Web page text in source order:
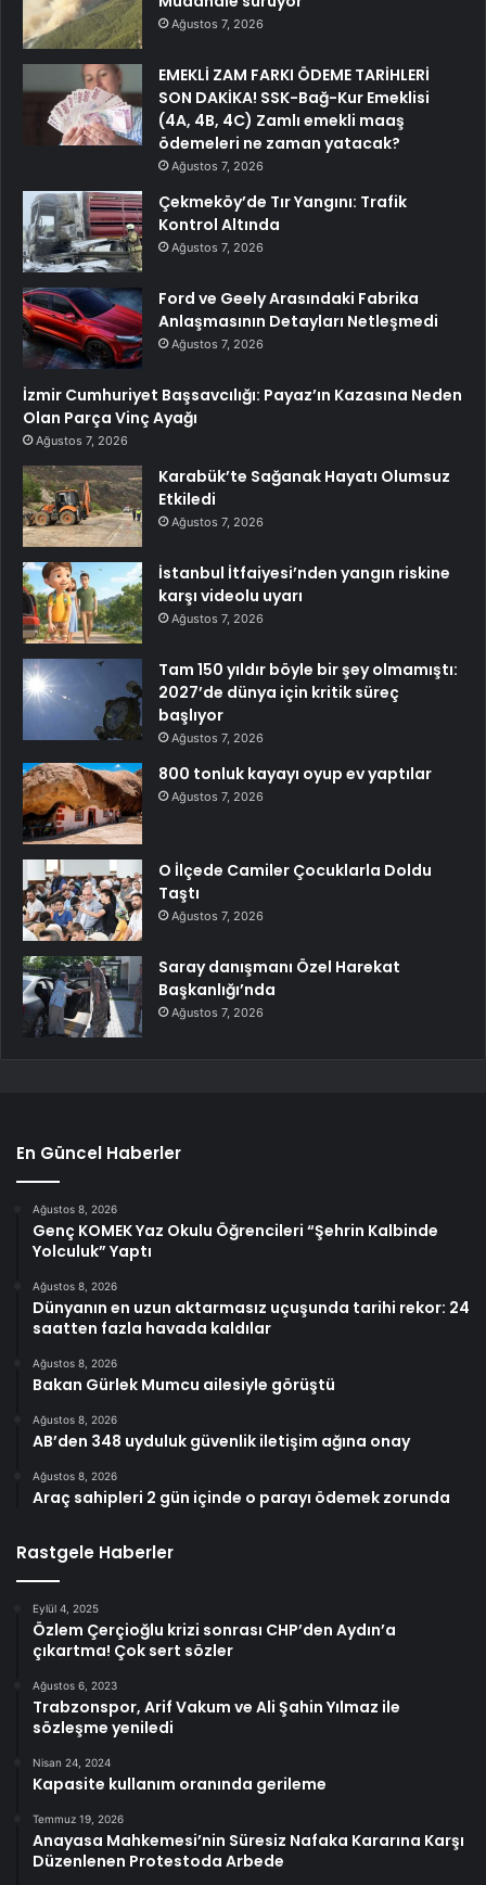
Ağustos 7, 2026
EMEKLİ ZAM FARKI ÖDEME TARİHLERİ
SON DAKİKA! SSK-Bağ-Kur Emeklisi
(4A, 4B, 4C) Zamlı emekli maaş
ödemeleri ne zaman yatacak?
Ağustos 7, 2026
Çekmeköy’de Tır Yangını: Trafik
Kontrol Altında
Ağustos 7, 2026
Ford ve Geely Arasındaki Fabrika
Anlaşmasının Detayları Netleşmedi
Ağustos 7, 2026
İzmir Cumhuriyet Başsavcılığı: Payaz’ın Kazasına Neden
Olan Parça Vinç Ayağı
Ağustos 7, 2026
Karabük’te Sağanak Hayatı Olumsuz
Etkiledi
Ağustos 7, 2026
İstanbul İtfaiyesi’nden yangın riskine
karşı videolu uyarı
Ağustos 7, 2026
Tam 150 yıldır böyle bir şey olmamıştı:
2027’de dünya için kritik süreç
başlıyor
Ağustos 7, 2026
800 tonluk kayayı oyup ev yaptılar
Ağustos 7, 2026
O İlçede Camiler Çocuklarla Doldu
Taştı
Ağustos 7, 2026
Saray danışmanı Özel Harekat
Başkanlığı’nda
Ağustos 7, 2026
En Güncel Haberler
Ağustos 8, 2026
Genç KOMEK Yaz Okulu Öğrencileri “Şehrin Kalbinde
Yolculuk” Yaptı
Ağustos 8, 2026
Dünyanın en uzun aktarmasız uçuşunda tarihi rekor: 24
saatten fazla havada kaldılar
Ağustos 8, 2026
Bakan Gürlek Mumcu ailesiyle görüştü
Ağustos 8, 2026
AB’den 348 uyduluk güvenlik iletişim ağına onay
Ağustos 8, 2026
Araç sahipleri 2 gün içinde o parayı ödemek zorunda
Rastgele Haberler
Eylül 4, 2025
Özlem Çerçioğlu krizi sonrası CHP’den Aydın’a
çıkartma! Çok sert sözler
Ağustos 6, 2023
Trabzonspor, Arif Vakum ve Ali Şahin Yılmaz ile
sözleşme yeniledi
Nisan 24, 2024
Kapasite kullanım oranında gerileme
Temmuz 19, 2026
Anayasa Mahkemesi’nin Süresiz Nafaka Kararına Karşı
Düzenlenen Protestoda Arbede